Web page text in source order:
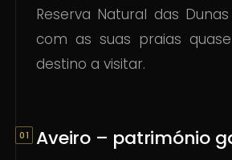
Reserva Natural das
com as suas praias
destino a visitar.
Aveiro – património